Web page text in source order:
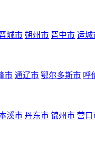
城市 朔州市 晋中市 运城
市 通辽市 鄂尔多斯市 呼
溪市 丹东市 锦州市 营口